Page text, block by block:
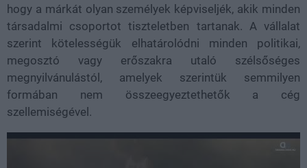
hogy a márkát olyan személyek képviseljék, akik minden
társadalmi csoportot tiszteletben tartanak. A vállalat
szerint kötelességük elhatárolódni minden politikai,
megosztó vagy erőszakra utaló szélsőséges
megnyilvánulástól, amelyek szerintük semmilyen
formában nem összeegyeztethetők a cég
szellemiségével.